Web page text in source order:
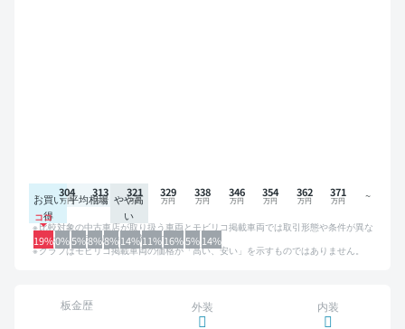
お買い
得
平均相場 やや高
い
19%0%5%8%8%14%11%16%5%14%
304 313 321 329 338 346 354 362 371
比較対象の中古車店が取り扱う車両とモビリコ掲載車両では取引形態や条件が異な
るため、グラフは参考情報です。
グラフはモビリコ掲載車両の価格が「高い、安い」を示すものではありません。
板金歴 外装 内装